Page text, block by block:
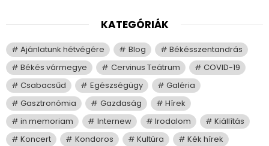
KATEGÓRIÁK
Ajánlatunk hétvégére Blog
Békésszentandrás
Békés vármegye
Cervinus Teátrum
COVID-19
Csabacsűd
Egészségügy
Galéria
Gasztronómia
Gazdaság
Hírek
in memoriam
Internew Irodalom
Kiállítás
Koncert
Kondoros Kultúra
Kék hírek